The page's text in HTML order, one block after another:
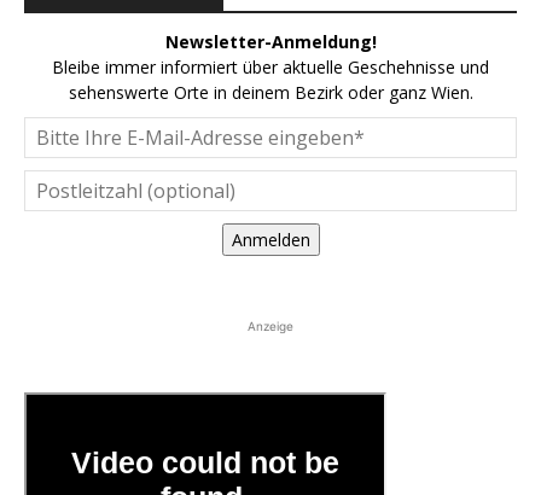
Newsletter-Anmeldung!
Bleibe immer informiert über aktuelle Geschehnisse und
sehenswerte Orte in deinem Bezirk oder ganz Wien.
Anmelden
Anzeige